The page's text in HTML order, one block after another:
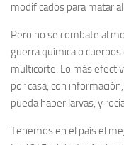
modificados para matar
Pero no se combate al
guerra química o
multicorte. Lo más
por casa, con
pueda haber larvas, y
Tenemos en el país el